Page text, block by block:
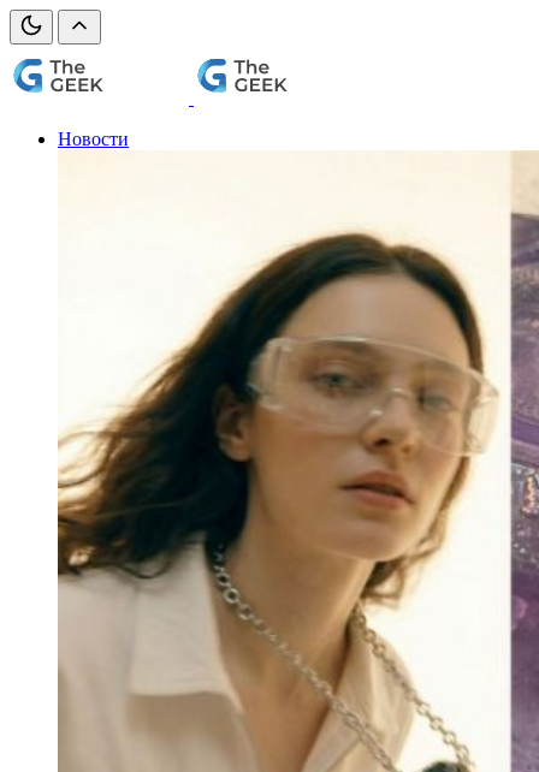
Новости